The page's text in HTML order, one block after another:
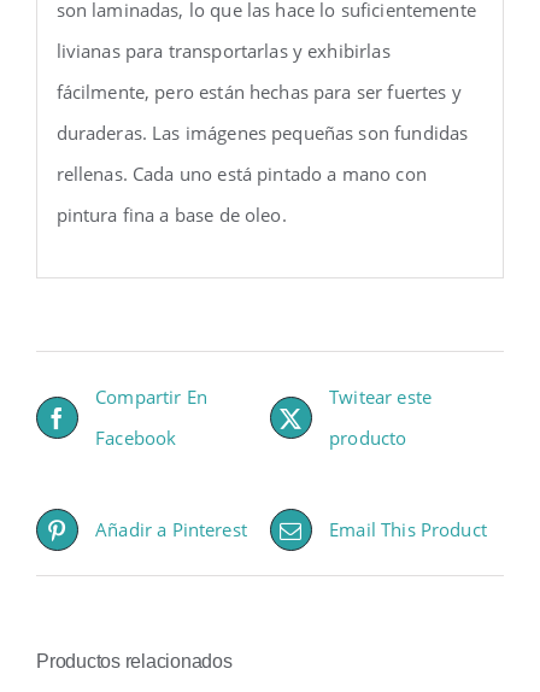
son laminadas, lo que las hace lo suficientemente
livianas para transportarlas y exhibirlas
fácilmente, pero están hechas para ser fuertes y
duraderas. Las imágenes pequeñas son fundidas
rellenas. Cada uno está pintado a mano con
pintura fina a base de oleo.
Compartir En
Facebook
Twitear este
producto
Añadir a Pinterest Email This Product
Productos relacionados